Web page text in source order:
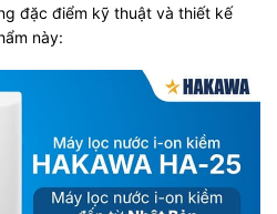
đặc điểm kỹ thuật và thiết kế
này: